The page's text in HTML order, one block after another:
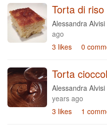
Torta di riso
Alessandra Alvisi
ago
3 likes
0
Torta
Alessandra Alvisi
years ago
3 likes
1